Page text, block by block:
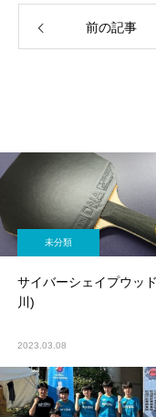
前の記事
未分類
サイバーシェイプウッ
川)
2023.03.08